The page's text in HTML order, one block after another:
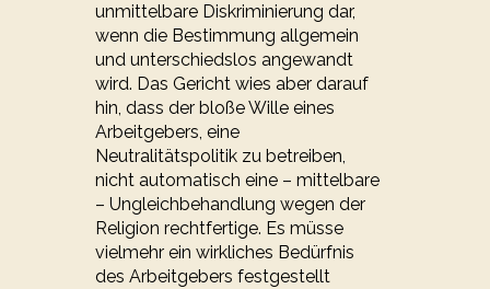
unmittelbare Diskriminierung dar,
wenn die Bestimmung allgemein
und unterschiedslos angewandt
wird. Das Gericht wies aber darauf
hin, dass der bloße Wille eines
Arbeitgebers, eine
Neutralitätspolitik zu betreiben,
nicht automatisch eine – mittelbare
– Ungleichbehandlung wegen der
Religion rechtfertige. Es müsse
vielmehr ein wirkliches Bedürfnis
des Arbeitgebers festgestellt